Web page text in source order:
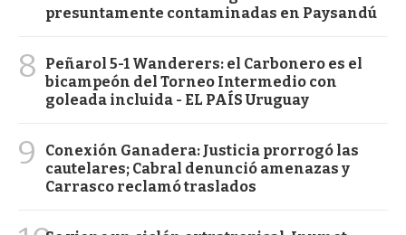
presuntamente contaminadas en Paysandú
8
Peñarol 5-1 Wanderers: el Carbonero es el
bicampeón del Torneo Intermedio con
goleada incluida - EL PAÍS Uruguay
9
Conexión Ganadera: Justicia prorrogó las
cautelares; Cabral denunció amenazas y
Carrasco reclamó traslados